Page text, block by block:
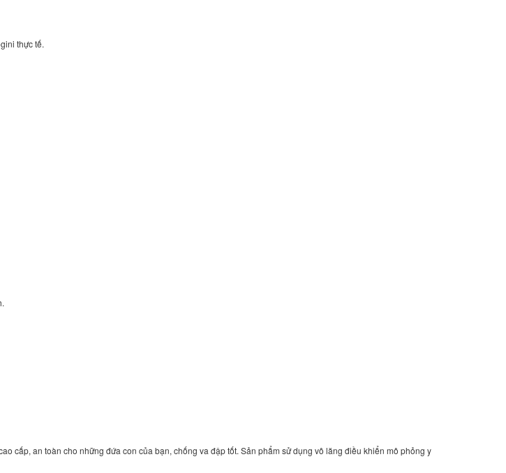
thực tế.
cấp, an toàn cho những đứa con của bạn, chống va đập tốt. Sản phẩm sử dụng vô lăng điều khiển mô phỏng y